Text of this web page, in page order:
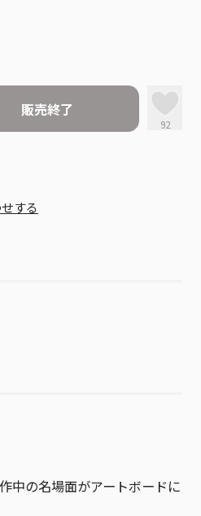
販売終了
92
する
作中の名場面がアートボードに